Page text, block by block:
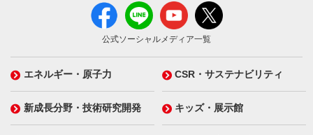
公式ソーシャルメディア一覧
エネルギー・原子力 CSR・サステナビリティ
新成長分野・技術研究開発 キッズ・展示館